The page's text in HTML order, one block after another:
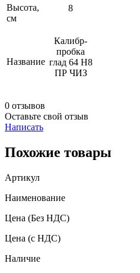
Высота,
см
8
Название
Калибр-
пробка
глад 64 Н8
ПР ЧИЗ
0 отзывов
Оставьте свой отзыв
Написать
Похожие товары
Артикул
Наименование
Цена (Без НДС)
Цена (с НДС)
Наличие